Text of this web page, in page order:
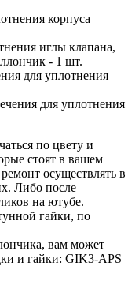
корпуса
иглы клапана,
- 1 шт.
для уплотнения
для уплотнения
по цвету и
стоят в вашем
осуществлять в
Либо после
на ютубе.
гайки, по
вам может
и гайки: GIK3-APS